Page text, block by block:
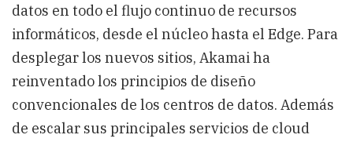
datos en todo el flujo continuo de recursos
informáticos, desde el núcleo hasta el Edge. Para
desplegar los nuevos sitios, Akamai ha
reinventado los principios de diseño
convencionales de los centros de datos. Además
de escalar sus principales servicios de cloud